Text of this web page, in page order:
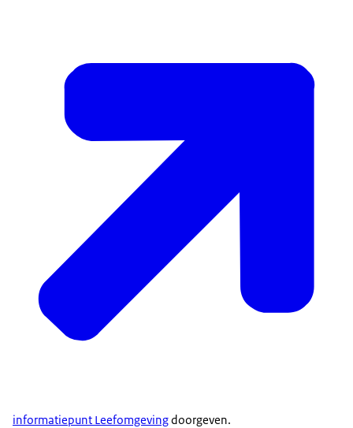
informatiepunt Leefomgevingdoorgeven.